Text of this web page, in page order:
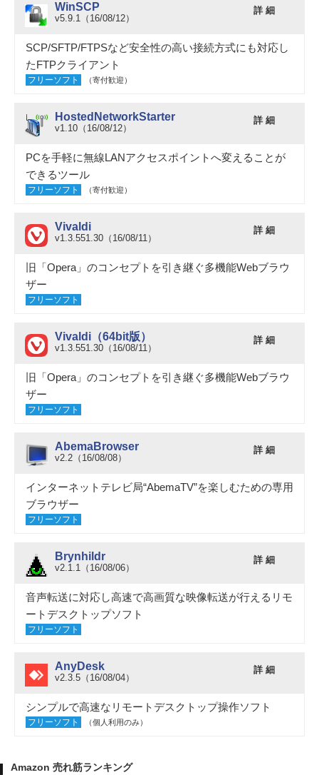
WinSCP
v5.9.1（16/08/12）
詳 細
SCP/SFTP/FTPSなど安全性の高い接続方式にも対応し
たFTPクライアント
フリーソフト （寄付歓迎）
HostedNetworkStarter
v1.10（16/08/12）
詳 細
PCを手軽に無線LANアクセスポイントへ変えることが
できるツール
フリーソフト （寄付歓迎）
Vivaldi
v1.3.551.30（16/08/11）
詳 細
旧「Opera」のコンセプトを引き継ぐ多機能Webブラウ
ザー
フリーソフト
Vivaldi（64bit版）
v1.3.551.30（16/08/11）
詳 細
旧「Opera」のコンセプトを引き継ぐ多機能Webブラウ
ザー
フリーソフト
AbemaBrowser
v2.2（16/08/08）
詳 細
インターネットテレビ局“AbemaTV”を楽しむための専用
ブラウザー
フリーソフト
Brynhildr
v2.1.1（16/08/06）
詳 細
音声転送に対応し高速で高画質な映像転送が行えるリモ
ートデスクトップソフト
フリーソフト
AnyDesk
v2.3.5（16/08/04）
詳 細
シンプルで高速なリモートデスクトップ操作ソフト
フリーソフト （個人利用のみ）
Amazon 売れ筋ランキング